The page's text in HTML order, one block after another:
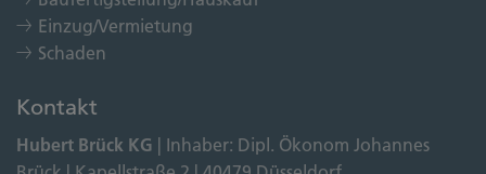
Einzug/Vermietung
Schaden
Kontakt
Hubert Brück KG | Inhaber: Dipl. Ökonom Johannes